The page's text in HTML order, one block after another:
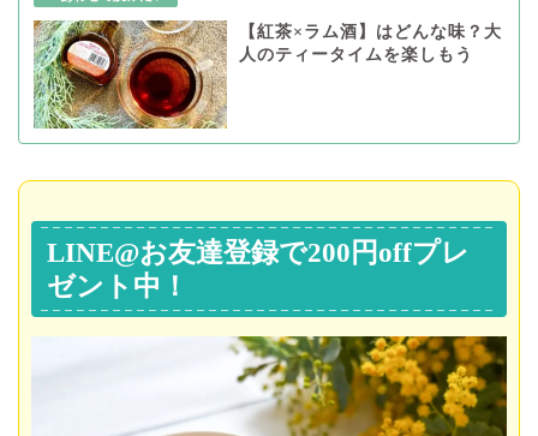
【紅茶×ラム酒】はどんな味？大
人のティータイムを楽しもう
LINE@お友達登録で200円offプレ
ゼント中！